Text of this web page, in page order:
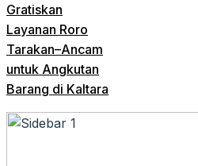
Gratiskan
Layanan Roro
Tarakan–Ancam
untuk Angkutan
Barang di Kaltara